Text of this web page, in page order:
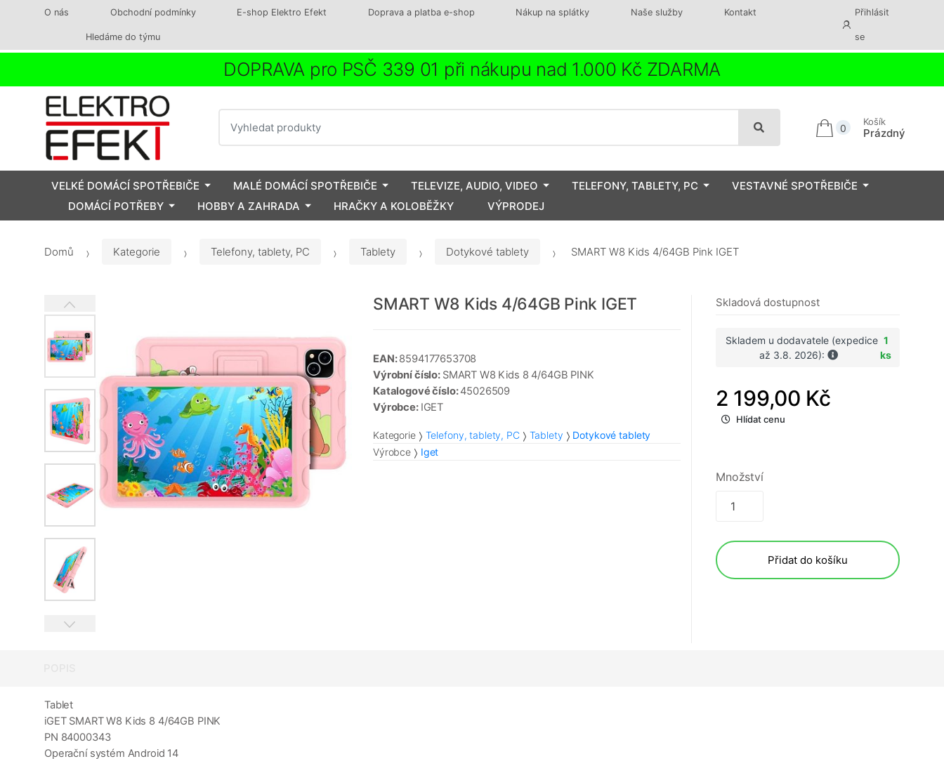
O nás Obchodní podmínky E-shop Elektro Efekt Doprava a platba e-shop Nákup na splátky Naše služby Kontakt
Hledáme do týmu
Přihlásit
se
DOPRAVA pro PSČ 339 01 při nákupu nad 1.000 Kč ZDARMA
0
Košík
Prázdný
VELKÉ DOMÁCÍ SPOTŘEBIČE MALÉ DOMÁCÍ SPOTŘEBIČE TELEVIZE, AUDIO, VIDEO TELEFONY, TABLETY, PC
VESTAVNÉ SPOTŘEBIČE
DOMÁCÍ POTŘEBY
HOBBY A ZAHRADA HRAČKY A KOLOBĚŽKY VÝPRODEJ
Domů Kategorie Telefony, tablety, PC Tablety Dotykové tablety SMART W8 Kids 4/64GB Pink IGET
SMART W8 Kids 4/64GB Pink IGET
EAN:8594177653708
Výrobní číslo: SMART W8 Kids 8 4/64GB PINK
Katalogové číslo:45026509
Výrobce: IGET
Kategorie Telefony, tablety, PC Tablety
Dotykové tablety
Výrobce
Iget
Skladová dostupnost
Skladem u dodavatele (expedice
až 3.8. 2026):
1
ks
2 199,00 Kč
Hlídat cenu
Množství
Přidat do košíku
Tablet
iGET SMART W8 Kids 8 4/64GB PINK
PN 84000343
Operační systém Android 14